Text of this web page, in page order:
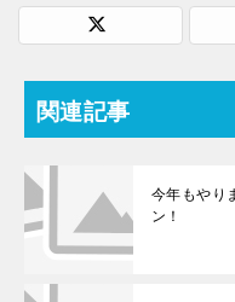
関連記事
今年もやり
ン！